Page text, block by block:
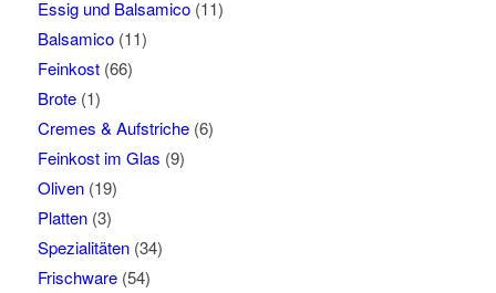
Essig und Balsamico (11)
Balsamico (11)
Feinkost (66)
Brote (1)
Cremes & Aufstriche (6)
Feinkost im Glas (9)
Oliven (19)
Platten (3)
Spezialitäten (34)
Frischware (54)